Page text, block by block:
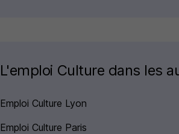
L'emploi Culture dans les
Emploi Culture Lyon
Emploi Culture Paris